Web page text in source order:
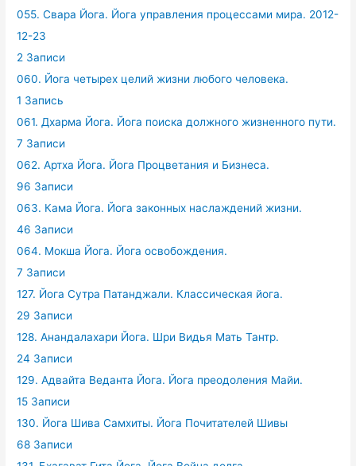
055. Свара Йога. Йога управления процессами мира. 2012-
12-23
2 Записи
060. Йога четырех целий жизни любого человека.
1 Запись
061. Дхарма Йога. Йога поиска должного жизненного пути.
7 Записи
062. Артха Йога. Йога Процветания и Бизнеса.
96 Записи
063. Кама Йога. Йога законных наслаждений жизни.
46 Записи
064. Мокша Йога. Йога освобождения.
7 Записи
127. Йога Сутра Патанджали. Классическая йога.
29 Записи
128. Анандалахари Йога. Шри Видья Мать Тантр.
24 Записи
129. Адвайта Веданта Йога. Йога преодоления Майи.
15 Записи
130. Йога Шива Самхиты. Йога Почитателей Шивы
68 Записи